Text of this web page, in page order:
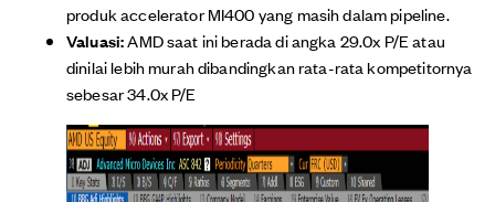
produk accelerator MI400 yang masih dalam pipeline.
Valuasi:AMD saat ini berada di angka 29.0x P/E atau
dinilai lebih murah dibandingkan rata-rata kompetitornya
sebesar 34.0x P/E